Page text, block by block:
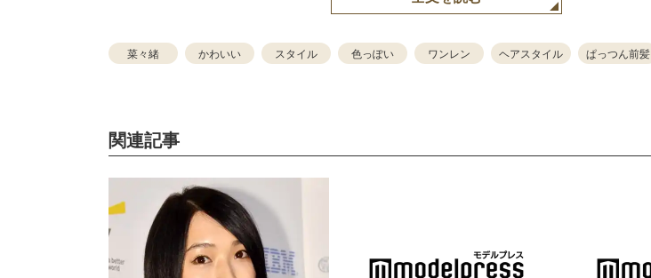
菜々緒 かわいい スタイル 色っぽい ワンレン ヘアスタイル ぱっつん前髪
関連記事